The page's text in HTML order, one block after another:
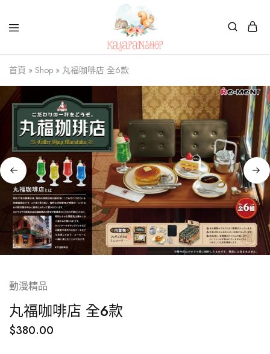
Kajapanshop
日
韓
百
貨
店
首頁 » Shop » 丸福咖啡店 全6款
動漫精品
丸福咖啡店 全6款
$380.00